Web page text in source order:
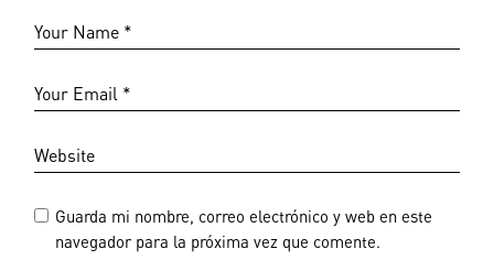
Guarda mi nombre, correo electrónico y web en este
navegador para la próxima vez que comente.